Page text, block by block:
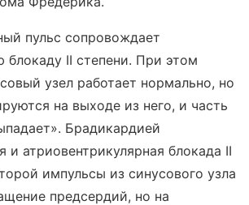
пульс сопровождает
блокаду II степени. При этом
узел работает нормально, но
на выходе из него, и часть
Брадикардией
и атриовентрикулярная блокада II
импульсы из синусового узла
предсердий, но на